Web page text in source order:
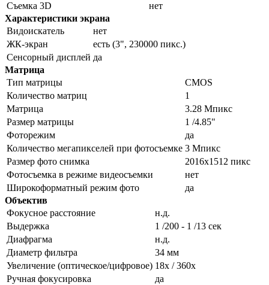
Съемка 3D
нет
Характеристики экрана
Видоискатель
нет
ЖК-экран
есть (3", 230000 пикс.)
Сенсорный дисплей да
Матрица
Тип матрицы
CMOS
Количество матриц
1
Матрица
3.28 Мпикс
Размер матрицы
1 /4.85"
Фоторежим
да
Количество мегапикселей при фотосъемке 3 Мпикс
Размер фото снимка
2016x1512 пикс
Фотосъемка в режиме видеосъемки
нет
Широкоформатный режим фото
да
Объектив
Фокусное расстояние
н.д.
Выдержка
1 /200 - 1 /13 сек
Диафрагма
н.д.
Диаметр фильтра
34 мм
Увеличение (оптическое/цифровое) 18x / 360x
Ручная фокусировка
да